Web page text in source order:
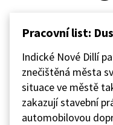
Pracovní list:
Indické Nové Dillí
znečištěná města
situace ve městě
zakazují stavební
automobilovou